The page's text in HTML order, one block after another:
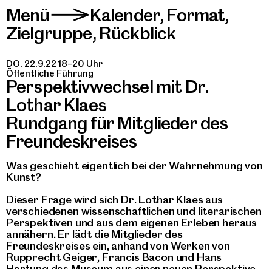
Menü>Kalender, Format,
Zielgruppe, Rückblick
DO. 22.9.22 18–20 Uhr
Öffentliche Führung
Perspektivwechsel mit Dr.
Lothar Klaes
Rundgang für Mitglieder des
Freundeskreises
Was geschieht eigentlich bei der Wahrnehmung von
Kunst?
Dieser Frage wird sich Dr. Lothar Klaes aus
verschiedenen wissenschaftlichen und literarischen
Perspektiven und aus dem eigenen Erleben heraus
annähern. Er lädt die Mitglieder des
Freundeskreises ein, anhand von Werken von
Rupprecht Geiger, Francis Bacon und Hans